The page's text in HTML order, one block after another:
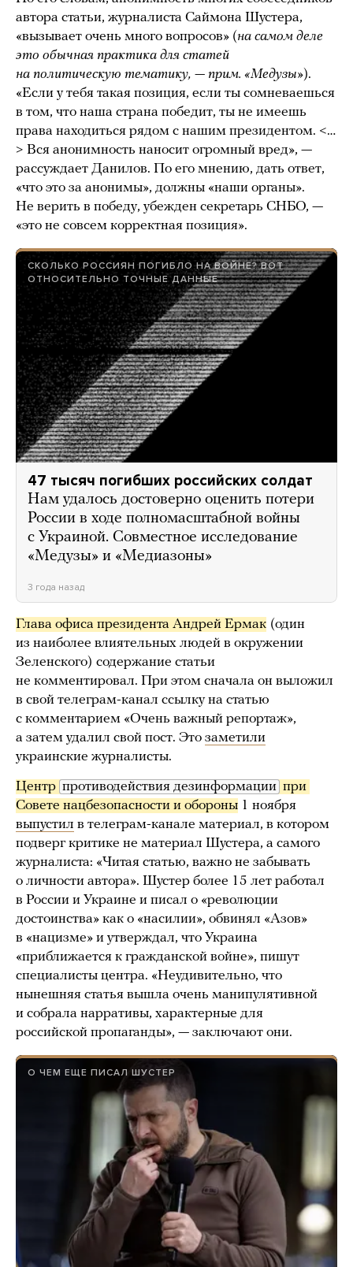
автора статьи, журналиста Саймона Шустера,
«вызывает очень много вопросов» (на самом деле
это обычная практика для статей
на политическую тематику, — прим. «Медузы»).
«Если у тебя такая позиция, если ты сомневаешься
в том, что наша страна победит, ты не имеешь
права находиться рядом с нашим президентом. <…
> Вся анонимность наносит огромный вред», —
рассуждает Данилов. По его мнению, дать ответ,
«что это за анонимы», должны «наши органы».
Не верить в победу, убежден секретарь СНБО, —
«это не совсем корректная позиция».
СКОЛЬКО РОССИЯН ПОГИБЛО НА ВОЙНЕ? ВОТ
ОТНОСИТЕЛЬНО ТОЧНЫЕ ДАННЫЕ
47 тысяч погибших российских солдат
Нам удалось достоверно оценить потери
России в ходе полномасштабной войны
с Украиной. Совместное исследование
«Медузы» и «Медиазоны»
3 года назад
Глава офиса президента Андрей Ермак (один
из наиболее влиятельных людей в окружении
Зеленского) содержание статьи
не комментировал. При этом сначала он выложил
в свой телеграм-канал ссылку на статью
с комментарием «Очень важный репортаж»,
а затем удалил свой пост. Это заметили
украинские журналисты.
Центр противодействия дезинформации при
Совете нацбезопасности и обороны 1 ноября
выпустил в телеграм-канале материал, в котором
подверг критике не материал Шустера, а самого
журналиста: «Читая статью, важно не забывать
о личности автора». Шустер более 15 лет работал
в России и Украине и писал о «революции
достоинства» как о «насилии», обвинял «Азов»
в «нацизме» и утверждал, что Украина
«приближается к гражданской войне», пишут
специалисты центра. «Неудивительно, что
нынешняя статья вышла очень манипулятивной
и собрала нарративы, характерные для
российской пропаганды», — заключают они.
О ЧЕМ ЕЩЕ ПИСАЛ ШУСТЕР